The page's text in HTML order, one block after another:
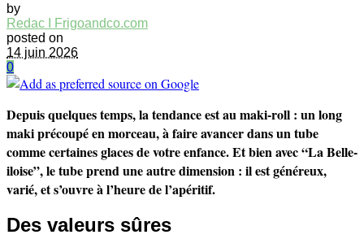
by
Redac I Frigoandco.com
posted on
14 juin 2026
0
Depuis quelques temps, la tendance est au maki-roll : un long
maki précoupé en morceau, à faire avancer dans un tube
comme certaines glaces de votre enfance. Et bien avec “La Belle-
iloise”, le tube prend une autre dimension : il est généreux,
varié, et s’ouvre à l’heure de l’apéritif.
Des valeurs sûres